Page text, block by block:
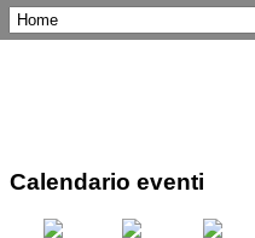
Calendario eventi